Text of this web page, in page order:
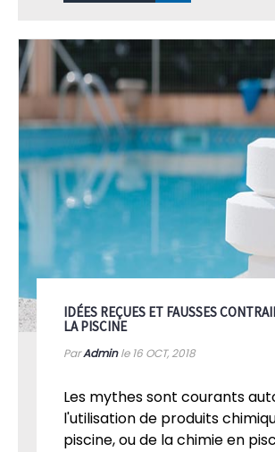
IDÉES REÇUES ET FAUSSES
LA PISCINE
ParAdminle 16 OCT, 2018
Les mythes sont courants
l'utilisation de produits
piscine, ou de la chimie en